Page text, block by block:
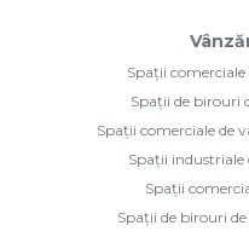
Spații
Spații de birouri
Spații comerciale de
Spații industriale
Spații
Spații de birouri